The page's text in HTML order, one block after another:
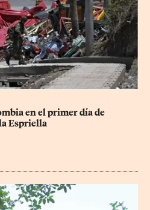
en el primer día de
Espriella